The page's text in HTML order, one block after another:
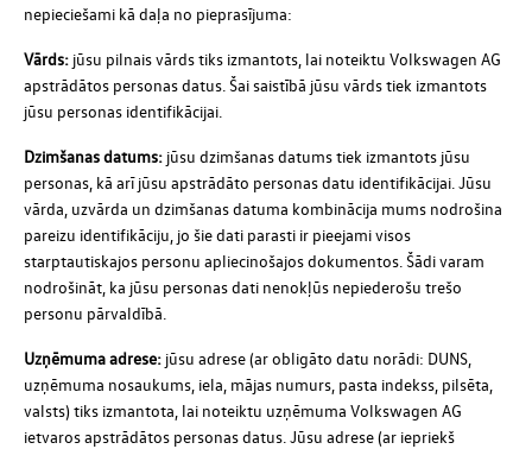
nepieciešami kā daļa no pieprasījuma:
Vārds: jūsu pilnais vārds tiks izmantots, lai noteiktu Volkswagen AG
apstrādātos personas datus. Šai saistībā jūsu vārds tiek izmantots
jūsu personas identifikācijai.
Dzimšanas datums: jūsu dzimšanas datums tiek izmantots jūsu
personas, kā arī jūsu apstrādāto personas datu identifikācijai. Jūsu
vārda, uzvārda un dzimšanas datuma kombinācija mums nodrošina
pareizu identifikāciju, jo šie dati parasti ir pieejami visos
starptautiskajos personu apliecinošajos dokumentos. Šādi varam
nodrošināt, ka jūsu personas dati nenokļūs nepiederošu trešo
personu pārvaldībā.
Uzņēmuma adrese: jūsu adrese (ar obligāto datu norādi: DUNS,
uzņēmuma nosaukums, iela, mājas numurs, pasta indekss, pilsēta,
valsts) tiks izmantota, lai noteiktu uzņēmuma Volkswagen AG
ietvaros apstrādātos personas datus. Jūsu adrese (ar iepriekš